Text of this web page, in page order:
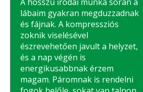
lábaim gyakran megduzzadnak
és fájnak. A kompressziós
zoknik viselésével
észrevehetően javult a helyzet,
és a nap végén is
energikusabbnak érzem
magam. Páromnak is rendelni